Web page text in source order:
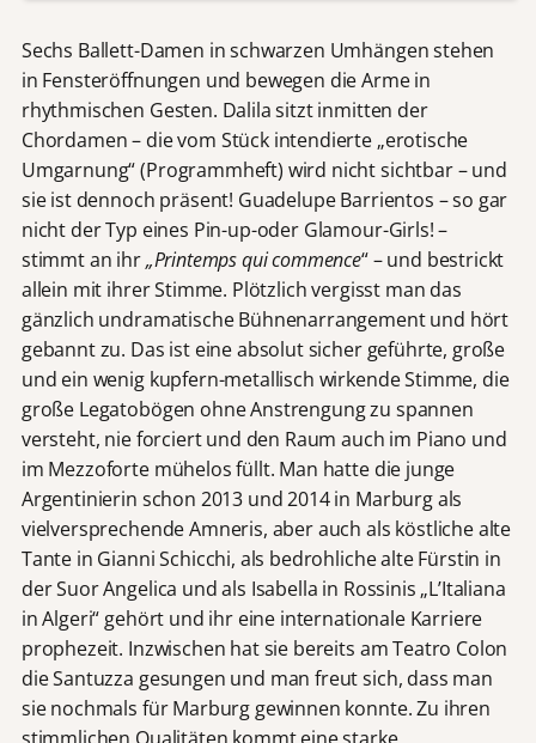
Sechs Ballett-Damen in schwarzen Umhängen stehen
in Fensteröffnungen und bewegen die Arme in
rhythmischen Gesten. Dalila sitzt inmitten der
Chordamen – die vom Stück intendierte „erotische
Umgarnung“ (Programmheft) wird nicht sichtbar – und
sie ist dennoch präsent! Guadelupe Barrientos – so gar
nicht der Typ eines Pin-up-oder Glamour-Girls! –
stimmt an ihr„Printemps qui commence“ – und bestrickt
allein mit ihrer Stimme. Plötzlich vergisst man das
gänzlich undramatische Bühnenarrangement und hört
gebannt zu. Das ist eine absolut sicher geführte, große
und ein wenig kupfern-metallisch wirkende Stimme, die
große Legatobögen ohne Anstrengung zu spannen
versteht, nie forciert und den Raum auch im Piano und
im Mezzoforte mühelos füllt. Man hatte die junge
Argentinierin schon 2013 und 2014 in Marburg als
vielversprechende Amneris, aber auch als köstliche alte
Tante in Gianni Schicchi, als bedrohliche alte Fürstin in
der Suor Angelica und als Isabella in Rossinis „L’Italiana
in Algeri“ gehört und ihr eine internationale Karriere
prophezeit. Inzwischen hat sie bereits am Teatro Colon
die Santuzza gesungen und man freut sich, dass man
sie nochmals für Marburg gewinnen konnte. Zu ihren